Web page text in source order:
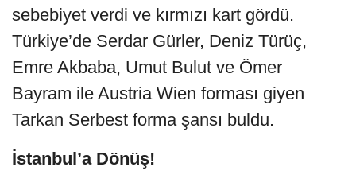
sebebiyet verdi ve kırmızı kart gördü.
Türkiye’de Serdar Gürler, Deniz Türüç,
Emre Akbaba, Umut Bulut ve Ömer
Bayram ile Austria Wien forması giyen
Tarkan Serbest forma şansı buldu.
İstanbul’a Dönüş!